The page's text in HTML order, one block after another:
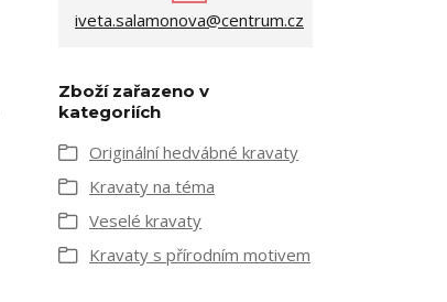
iveta.salamonova@centrum.cz
Zboží zařazeno v
kategoriích
Originální hedvábné kravaty
Kravaty na téma
Veselé kravaty
Kravaty s přírodním motivem